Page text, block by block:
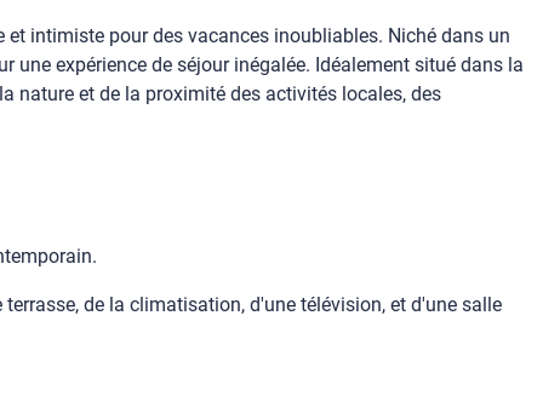
intimiste pour des vacances inoubliables. Niché dans un
une expérience de séjour inégalée. Idéalement situé dans la
nature et de la proximité des activités locales, des
de la climatisation, d'une télévision, et d'une salle